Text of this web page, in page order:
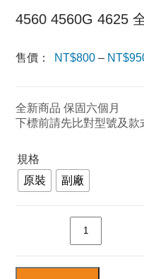
4560 4560G 4625
售價： NT$800 – NT$
全新商品 保固六個月
下標前請先比對型號及款
規格
原裝
副廠